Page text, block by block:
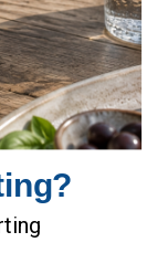
1022040
Vliegenlamp